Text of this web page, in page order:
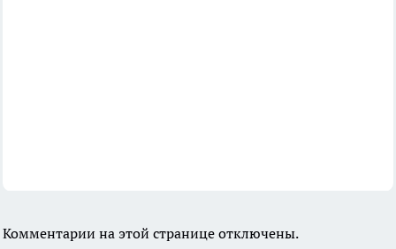
Комментарии на этой странице отключены.